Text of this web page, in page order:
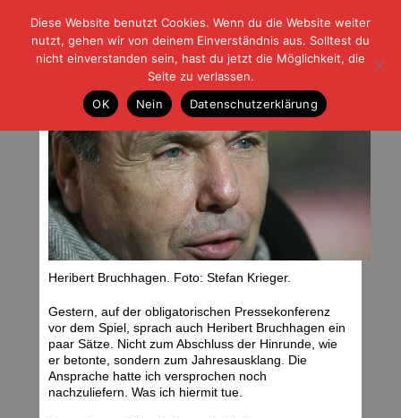
| | |BLOG-GFußball und der Rest
HOME|REGELN|IMPRESSUM |DATENSCHUTZ
Jahresendworte des Vorsitzenden
Freitag, 14.12.12 | 06:28 Uhr
Heribert Bruchhagen. Foto: Stefan Krieger.
Gestern, auf der obligatorischen Pressekonferenz
vor dem Spiel, sprach auch Heribert Bruchhagen ein
paar Sätze. Nicht zum Abschluss der Hinrunde, wie
er betonte, sondern zum Jahresausklang. Die
Ansprache hatte ich versprochen noch
nachzuliefern. Was ich hiermit tue.
Diese Website benutzt Cookies. Wenn du die Website weiter
nutzt, gehen wir von deinem Einverständnis aus. Solltest du
nicht einverstanden sein, hast du jetzt die Möglichkeit, die
Seite zu verlassen.
OK
Nein Datenschutzerklärung